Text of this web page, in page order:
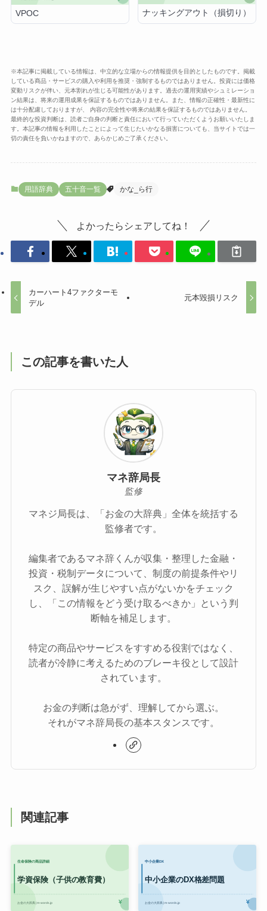
VPOC ナッキングアウト（損切り）
※本記事に掲載している情報は、中立的な立場からの情報提供を目的としたものです。掲載
している商品・サービスの購入や利用を推奨・強制するものではありません。投資には価格
変動リスクが伴い、元本割れが生じる可能性があります。過去の運用実績やシュミレーショ
ン結果は、将来の運用成果を保証するものではありません。また、情報の正確性・最新性に
は十分配慮しておりますが、 内容の完全性や将来の結果を保証するものではありません。
最終的な投資判断は、読者ご自身の判断と責任において行っていただくようお願いいたしま
す。本記事の情報を利用したことによって生じたいかなる損害についても、当サイトでは一
切の責任を負いかねますので、あらかじめご了承ください。
用語辞典 五十音一覧 かな_ら行
よかったらシェアしてね！
カーハート4ファクターモ
デル
元本毀損リスク
この記事を書いた人
マネ辞局長
監修
マネジ局長は、「お金の大辞典」全体を統括する
監修者です。
編集者であるマネ辞くんが収集・整理した金融・
投資・税制データについて、制度の前提条件やリ
スク、誤解が生じやすい点がないかをチェック
し、「この情報をどう受け取るべきか」という判
断軸を補足します。
特定の商品やサービスをすすめる役割ではなく、
読者が冷静に考えるためのブレーキ役として設計
されています。
お金の判断は急がず、理解してから選ぶ。
それがマネ辞局長の基本スタンスです。
関連記事